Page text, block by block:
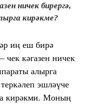
ничек бирергә,
кирәкме?
иң еш бирә
чек кәгазен ничек
алырга
эшләүче
кирәкми. Моның